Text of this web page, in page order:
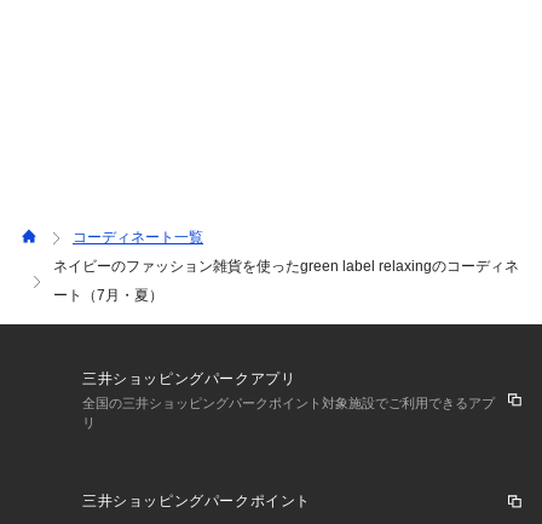
コーディネート一覧
ネイビーのファッション雑貨を使ったgreen label relaxingのコーディネ
ート（7月・夏）
三井ショッピングパークアプリ
全国の三井ショッピングパークポイント対象施設でご利用できるアプ
リ
三井ショッピングパークポイント